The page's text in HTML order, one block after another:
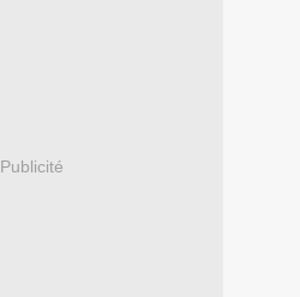
Publicité